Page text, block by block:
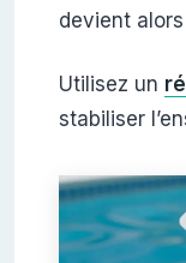
devient
Utilisez un
stabiliser